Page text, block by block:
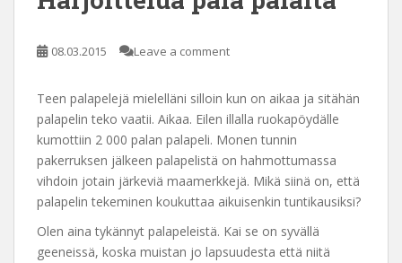
08.03.2015 Leave a comment
Teen palapelejä mielelläni silloin kun on aikaa ja sitähän
palapelin teko vaatii. Aikaa. Eilen illalla ruokapöydälle
kumottiin 2 000 palan palapeli. Monen tunnin
pakerruksen jälkeen palapelistä on hahmottumassa
vihdoin jotain järkeviä maamerkkejä. Mikä siinä on, että
palapelin tekeminen koukuttaa aikuisenkin tuntikausiksi?
Olen aina tykännyt palapeleistä. Kai se on syvällä
geeneissä, koska muistan jo lapsuudesta että niitä